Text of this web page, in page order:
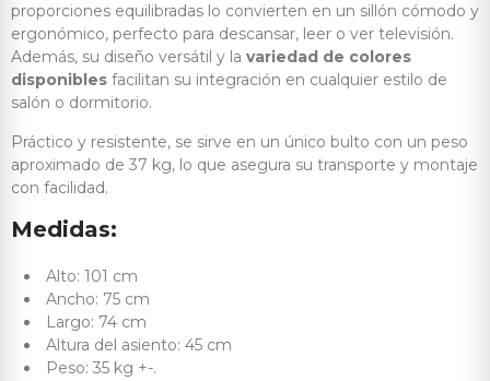
proporciones equilibradas lo convierten en un sillón cómodo y
ergonómico, perfecto para descansar, leer o ver televisión.
Además, su diseño versátil y la variedad de colores
disponibles facilitan su integración en cualquier estilo de
salón o dormitorio.
Práctico y resistente, se sirve en un único bulto con un peso
aproximado de 37 kg, lo que asegura su transporte y montaje
con facilidad.
Medidas:
Alto: 101 cm
Ancho: 75 cm
Largo: 74 cm
Altura del asiento: 45 cm
Peso: 35 kg +-.